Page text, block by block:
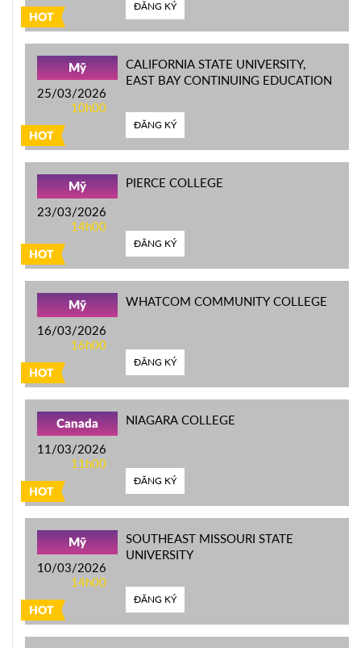
HOT
ĐĂNG KÝ
HOT
Mỹ
25/03/2026
10h00
CALIFORNIA STATE UNIVERSITY,
EAST BAY CONTINUING EDUCATION
ĐĂNG KÝ
HOT
Mỹ
23/03/2026
14h00
PIERCE COLLEGE
ĐĂNG KÝ
HOT
Mỹ
16/03/2026
16h00
WHATCOM COMMUNITY COLLEGE
ĐĂNG KÝ
HOT
Canada
11/03/2026
11h00
NIAGARA COLLEGE
ĐĂNG KÝ
HOT
Mỹ
10/03/2026
14h00
SOUTHEAST MISSOURI STATE
UNIVERSITY
ĐĂNG KÝ